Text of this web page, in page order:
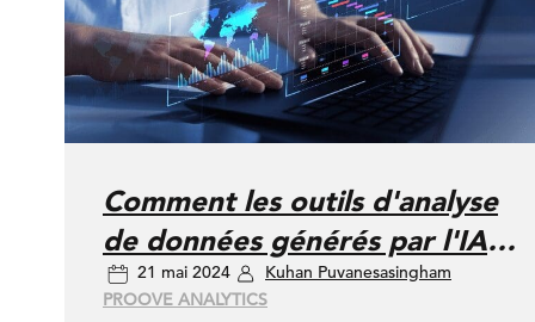
Comment les outils d'analyse
de données générés par l'IA
améliorent les stratégies de
21 mai 2024
Kuhan Puvanesasingham
PROOVE ANALYTICS